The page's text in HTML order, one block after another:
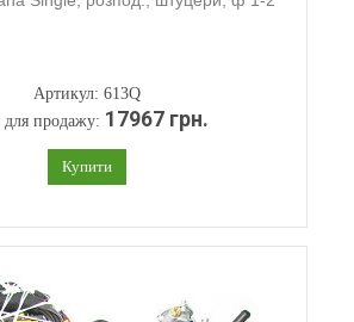
Артикул: 613Q
для продажу: 17967 грн.
Купити